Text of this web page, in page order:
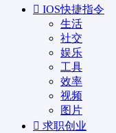
IOS快捷指令
生活
社交
娱乐
工具
效率
视频
图片
求职创业